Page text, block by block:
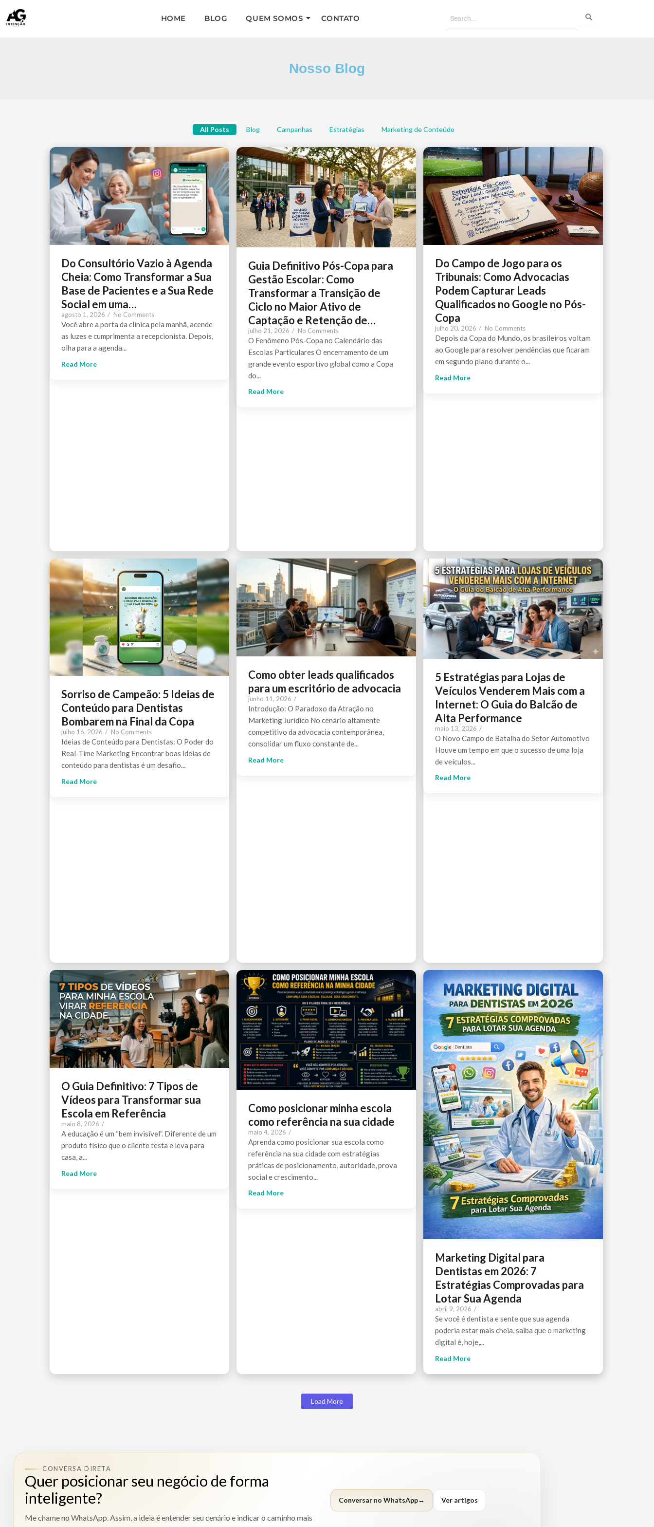
HOME BLOG QUEM SOMOS CONTATO
Nosso Blog
All Posts Blog Campanhas Estratégias Marketing de Conteúdo
Do Consultório Vazio à Agenda
Cheia: Como Transformar a Sua
Base de Pacientes e a Sua Rede
Social em uma…
agosto 1, 2026 / No Comments
Você abre a porta da clínica pela manhã, acende
as luzes e cumprimenta a recepcionista. Depois,
olha para a agenda...
Read More
Guia Definitivo Pós-Copa para
Gestão Escolar: Como
Transformar a Transição de
Ciclo no Maior Ativo de
Captação e Retenção de…
julho 21, 2026 / No Comments
O Fenômeno Pós-Copa no Calendário das
Escolas Particulares O encerramento de um
grande evento esportivo global como a Copa
do...
Read More
Do Campo de Jogo para os
Tribunais: Como Advocacias
Podem Capturar Leads
Qualificados no Google no Pós-
Copa
julho 20, 2026 / No Comments
Depois da Copa do Mundo, os brasileiros voltam
ao Google para resolver pendências que ficaram
em segundo plano durante o...
Read More
Sorriso de Campeão: 5 Ideias de
Conteúdo para Dentistas
Bombarem na Final da Copa
julho 16, 2026 / No Comments
Ideias de Conteúdo para Dentistas: O Poder do
Real-Time Marketing Encontrar boas ideias de
conteúdo para dentistas é um desafio...
Read More
Como obter leads qualificados
para um escritório de advocacia
junho 11, 2026 /
Introdução: O Paradoxo da Atração no
Marketing Jurídico No cenário altamente
competitivo da advocacia contemporânea,
consolidar um fluxo constante de...
Read More
5 Estratégias para Lojas de
Veículos Venderem Mais com a
Internet: O Guia do Balcão de
Alta Performance
maio 13, 2026 /
O Novo Campo de Batalha do Setor Automotivo
Houve um tempo em que o sucesso de uma loja
de veículos...
Read More
O Guia Definitivo: 7 Tipos de
Vídeos para Transformar sua
Escola em Referência
maio 8, 2026 /
A educação é um “bem invisível”. Diferente de um
produto físico que o cliente testa e leva para
casa, a...
Read More
Como posicionar minha escola
como referência na sua cidade
maio 4, 2026 /
Aprenda como posicionar sua escola como
referência na sua cidade com estratégias
práticas de posicionamento, autoridade, prova
social e crescimento...
Read More
Marketing Digital para
Dentistas em 2026: 7
Estratégias Comprovadas para
Lotar Sua Agenda
abril 9, 2026 /
Se você é dentista e sente que sua agenda
poderia estar mais cheia, saiba que o marketing
digital é, hoje,...
Read More
Load More
CONVERSA DIRETA
Quer posicionar seu negócio de forma
inteligente?
Me chame no WhatsApp. Assim, a ideia é entender seu cenário e indicar o caminho mais
Conversar no WhatsApp→ Ver artigos